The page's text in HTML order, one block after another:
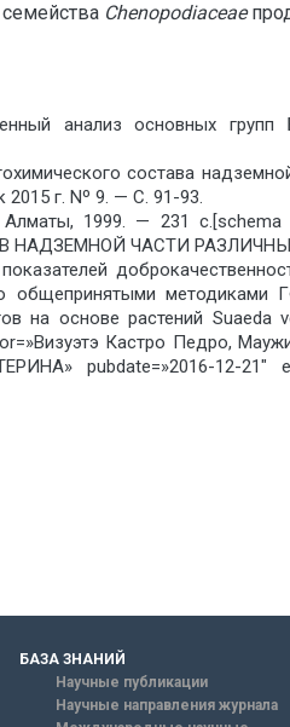
семейства Chenopodiaceae
анализ основных групп
состава
г. Nº 9. — С. 91-93.
1999. — 231
ЧАСТИ
общепринятыми методиками
на основе растений Suaeda
Кастро Педро,
pubdate=»2016-12-21″
БАЗА ЗНАНИЙ
Научные публикации
Научные направления журнала